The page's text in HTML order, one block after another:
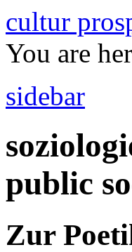
cultur
You are
sidebar
public
Zur